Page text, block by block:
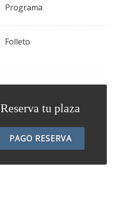
Programa
Folleto
Reserva tu plaza
PAGO RESERVA